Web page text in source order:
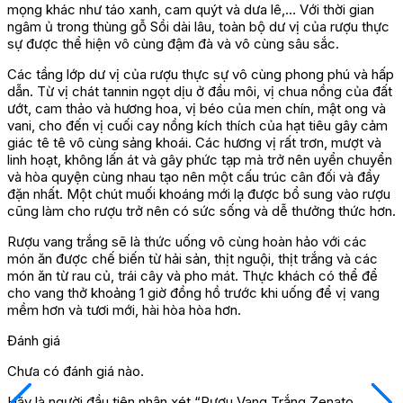
mọng khác như táo xanh, cam quýt và dưa lê,… Với thời gian
ngâm ủ trong thùng gỗ Sồi dài lâu, toàn bộ dư vị của rượu thực
sự được thể hiện vô cùng đậm đà và vô cùng sâu sắc.
Các tầng lớp dư vị của rượu thực sự vô cùng phong phú và hấp
dẫn. Từ vị chát tannin ngọt dịu ở đầu môi, vị chua nồng của đất
ướt, cam thảo và hương hoa, vị béo của men chín, mật ong và
vani, cho đến vị cuối cay nồng kích thích của hạt tiêu gây cảm
giác tê tê vô cùng sảng khoái. Các hương vị rất trơn, mượt và
linh hoạt, không lấn át và gây phức tạp mà trở nên uyển chuyển
và hòa quyện cùng nhau tạo nên một cấu trúc cân đối và đầy
đặn nhất. Một chút muối khoáng mới lạ được bổ sung vào rượu
cũng làm cho rượu trở nên có sức sống và dễ thưởng thức hơn.
Rượu vang trắng sẽ là thức uống vô cùng hoàn hảo với các
món ăn được chế biến từ hải sản, thịt nguội, thịt trắng và các
món ăn từ rau củ, trái cây và pho mát. Thực khách có thể để
cho vang thở khoảng 1 giờ đồng hồ trước khi uống để vị vang
mềm hơn và tươi mới, hài hòa hòa hơn.
Đánh giá
Chưa có đánh giá nào.